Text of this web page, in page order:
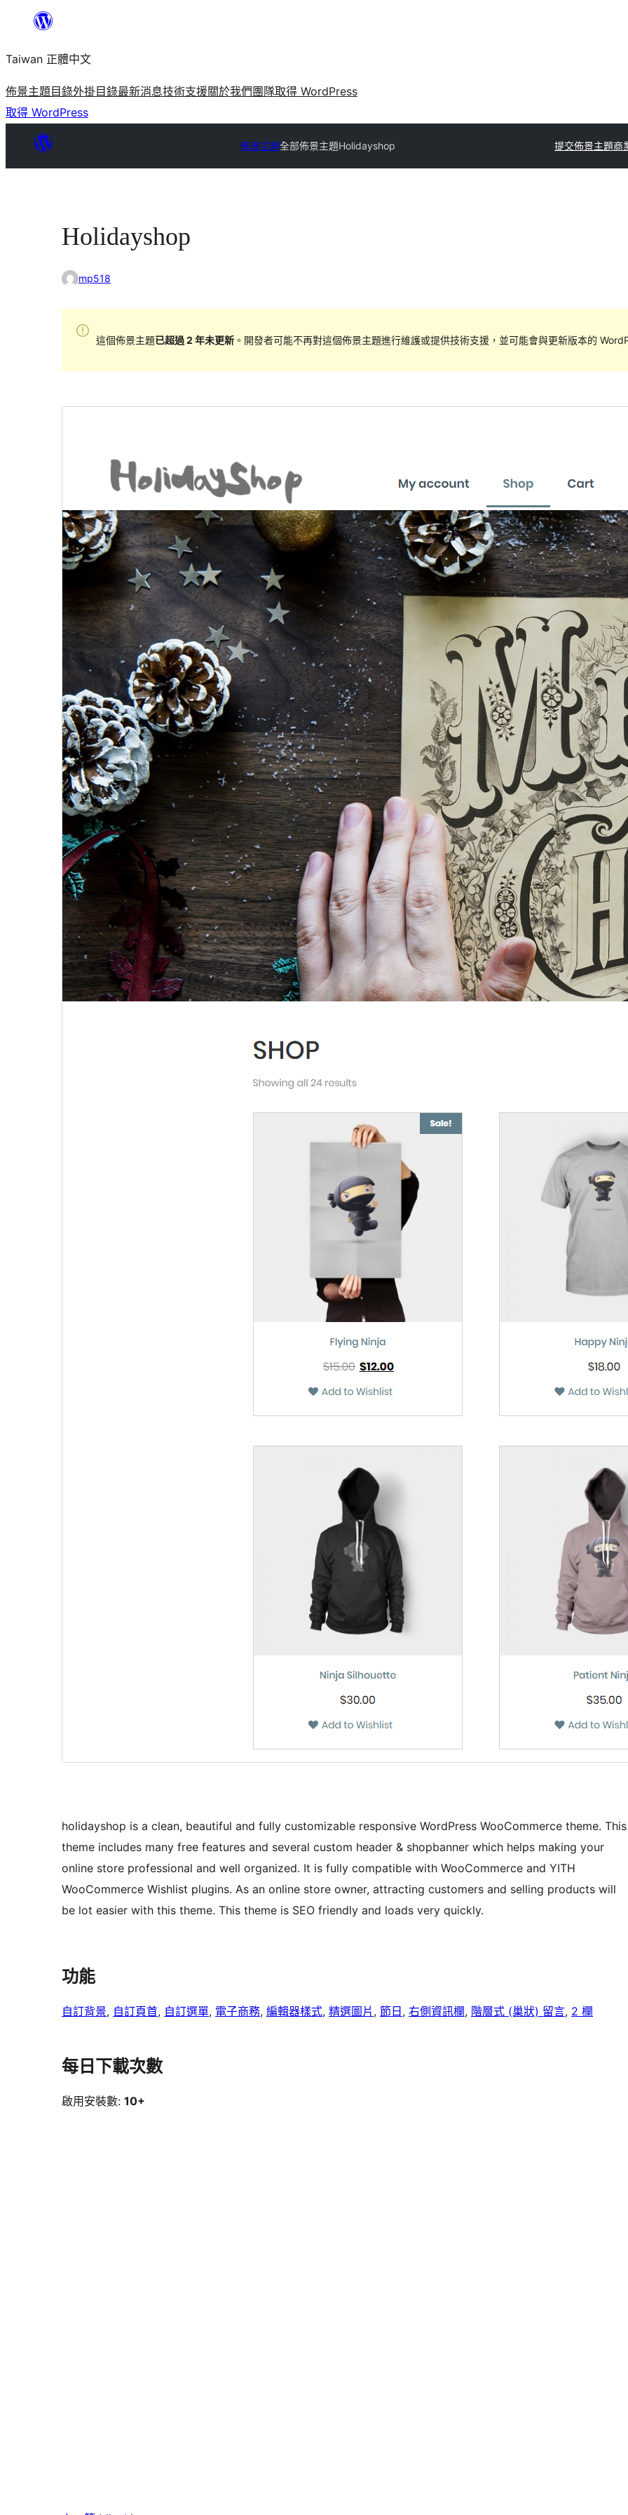
主
要
內
容
Taiwan 正體中文
佈景主題目錄外掛目錄最新消息技術支援關於我們 團隊取得 WordPress
取得 WordPress
佈景主題全部佈景主題Holidayshop 提交佈景主題商
Holidayshop
mp518
這個佈景主題已超過 2 年未更新。開發者可能不再對這個佈景主題進行維護或提供技術支援，並可能會與更新版本的
holidayshop is a clean, beautiful and fully customizable responsive WordPress WooCommerce theme. This
theme includes many free features and several custom header & shopbanner which helps making your
online store professional and well organized. It is fully compatible with WooCommerce and YITH
WooCommerce Wishlist plugins. As an online store owner, attracting customers and selling products will
be lot easier with this theme. This theme is SEO friendly and loads very quickly.
功能
自訂背景, 自訂頁首, 自訂選單, 電子商務, 編輯器樣式, 精選圖片 , 節日 , 右側資訊欄, 階層式 (巢狀) 留言, 2 欄
每日下載次數
啟用安裝數: 10+